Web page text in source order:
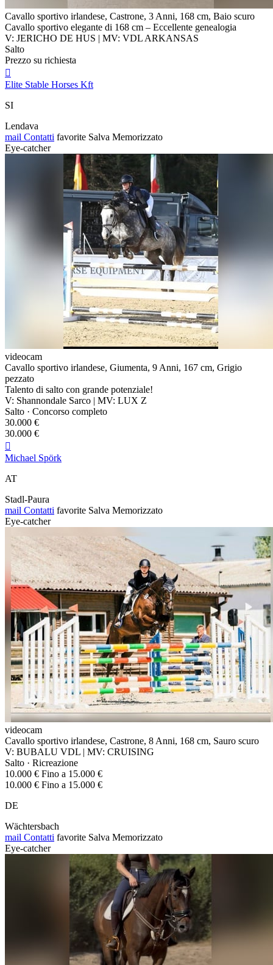
Cavallo sportivo irlandese, Castrone, 3 Anni, 168 cm, Baio scuro
Cavallo sportivo elegante di 168 cm – Eccellente genealogia
V: JERICHO DE HUS | MV: VDL ARKANSAS
Salto
Prezzo su richiesta

Elite Stable Horses Kft
SI
Lendava
mail Contatti favorite Salva Memorizzato
Eye-catcher
videocam
Cavallo sportivo irlandese, Giumenta, 9 Anni, 167 cm, Grigio
pezzato
Talento di salto con grande potenziale!
V: Shannondale Sarco | MV: LUX Z
Salto · Concorso completo
30.000 €
30.000 €

Michael Spörk
AT
Stadl-Paura
mail Contatti favorite Salva Memorizzato
Eye-catcher
videocam
Cavallo sportivo irlandese, Castrone, 8 Anni, 168 cm, Sauro scuro
V: BUBALU VDL | MV: CRUISING
Salto · Ricreazione
10.000 € Fino a 15.000 €
10.000 € Fino a 15.000 €
DE
Wächtersbach
mail Contatti favorite Salva Memorizzato
Eye-catcher